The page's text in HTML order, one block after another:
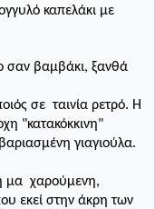
καπελάκι με
σαν βαμβάκι, ξανθά
σε ταινία ρετρό. Η
"κατακόκκινη"
γιαγιούλα.
μα χαρούμενη,
εκεί στην άκρη των